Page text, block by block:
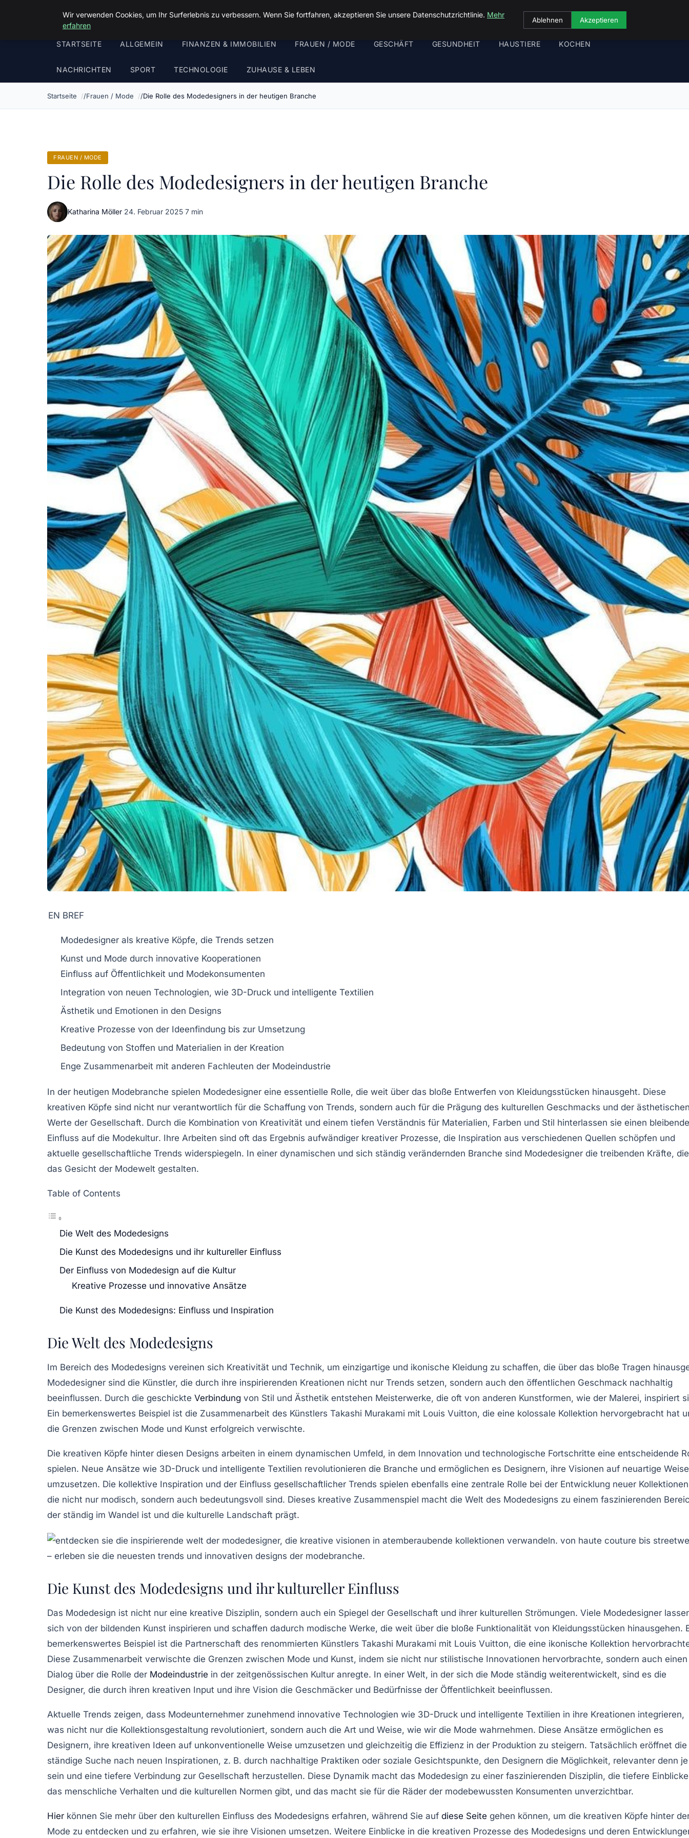
Malzminden
STARTSEITE ALLGEMEIN FINANZEN & IMMOBILIEN FRAUEN / MODE GESCHÄFT GESUNDHEIT HAUSTIERE KOCHEN
NACHRICHTEN SPORT TECHNOLOGIE ZUHAUSE & LEBEN
Startseite Frauen / Mode Die Rolle des Modedesigners in der heutigen Branche
FRAUEN / MODE
Die Rolle des Modedesigners in der heutigen Branche
Katharina Möller·24. Februar 2025·7 min
EN BREF
Modedesigner als kreative Köpfe, die Trends setzen
Kunst und Mode durch innovative Kooperationen
Einfluss auf Öffentlichkeit und Modekonsumenten
Integration von neuen Technologien, wie 3D-Druck und intelligente Textilien
Ästhetik und Emotionen in den Designs
Kreative Prozesse von der Ideenfindung bis zur Umsetzung
Bedeutung von Stoffen und Materialien in der Kreation
Enge Zusammenarbeit mit anderen Fachleuten der Modeindustrie
In der heutigen Modebranche spielen Modedesigner eine essentielle Rolle, die weit über das bloße Entwerfen von Kleidungsstücken hinausgeht. Diese
kreativen Köpfe sind nicht nur verantwortlich für die Schaffung von Trends, sondern auch für die Prägung des kulturellen Geschmacks und der
Werte der Gesellschaft. Durch die Kombination von Kreativität und einem tiefen Verständnis für Materialien, Farben und Stil hinterlassen sie einen
Einfluss auf die Modekultur. Ihre Arbeiten sind oft das Ergebnis aufwändiger kreativer Prozesse, die Inspiration aus verschiedenen Quellen schöpfen und
aktuelle gesellschaftliche Trends widerspiegeln. In einer dynamischen und sich ständig verändernden Branche sind Modedesigner die treibenden Kräfte, die
das Gesicht der Modewelt gestalten.
Table of Contents
Die Welt des Modedesigns
Die Kunst des Modedesigns und ihr kultureller Einfluss
Der Einfluss von Modedesign auf die Kultur
Kreative Prozesse und innovative Ansätze
Die Kunst des Modedesigns: Einfluss und Inspiration
Die Welt des Modedesigns
Im Bereich des Modedesigns vereinen sich Kreativität und Technik, um einzigartige und ikonische Kleidung zu schaffen, die über das bloße Tragen
Modedesigner sind die Künstler, die durch ihre inspirierenden Kreationen nicht nur Trends setzen, sondern auch den öffentlichen Geschmack nachhaltig
beeinflussen. Durch die geschickte Verbindung von Stil und Ästhetik entstehen Meisterwerke, die oft von anderen Kunstformen, wie der Malerei, inspiriert
Ein bemerkenswertes Beispiel ist die Zusammenarbeit des Künstlers Takashi Murakami mit Louis Vuitton, die eine kolossale Kollektion hervorgebracht hat
die Grenzen zwischen Mode und Kunst erfolgreich verwischte.
Die kreativen Köpfe hinter diesen Designs arbeiten in einem dynamischen Umfeld, in dem Innovation und technologische Fortschritte eine entscheidende
spielen. Neue Ansätze wie 3D-Druck und intelligente Textilien revolutionieren die Branche und ermöglichen es Designern, ihre Visionen auf neuartige Weise
umzusetzen. Die kollektive Inspiration und der Einfluss gesellschaftlicher Trends spielen ebenfalls eine zentrale Rolle bei der Entwicklung neuer
die nicht nur modisch, sondern auch bedeutungsvoll sind. Dieses kreative Zusammenspiel macht die Welt des Modedesigns zu einem faszinierenden
der ständig im Wandel ist und die kulturelle Landschaft prägt.
Die Kunst des Modedesigns und ihr kultureller Einfluss
Das Modedesign ist nicht nur eine kreative Disziplin, sondern auch ein Spiegel der Gesellschaft und ihrer kulturellen Strömungen. Viele Modedesigner
sich von der bildenden Kunst inspirieren und schaffen dadurch modische Werke, die weit über die bloße Funktionalität von Kleidungsstücken hinausgehen.
bemerkenswertes Beispiel ist die Partnerschaft des renommierten Künstlers Takashi Murakami mit Louis Vuitton, die eine ikonische Kollektion
Diese Zusammenarbeit verwischte die Grenzen zwischen Mode und Kunst, indem sie nicht nur stilistische Innovationen hervorbrachte, sondern auch einen
Dialog über die Rolle der Modeindustrie in der zeitgenössischen Kultur anregte. In einer Welt, in der sich die Mode ständig weiterentwickelt, sind es die
Designer, die durch ihren kreativen Input und ihre Vision die Geschmäcker und Bedürfnisse der Öffentlichkeit beeinflussen.
Aktuelle Trends zeigen, dass Modeunternehmer zunehmend innovative Technologien wie 3D-Druck und intelligente Textilien in ihre Kreationen integrieren,
was nicht nur die Kollektionsgestaltung revolutioniert, sondern auch die Art und Weise, wie wir die Mode wahrnehmen. Diese Ansätze ermöglichen es
Designern, ihre kreativen Ideen auf unkonventionelle Weise umzusetzen und gleichzeitig die Effizienz in der Produktion zu steigern. Tatsächlich eröffnet die
ständige Suche nach neuen Inspirationen, z. B. durch nachhaltige Praktiken oder soziale Gesichtspunkte, den Designern die Möglichkeit, relevanter denn
sein und eine tiefere Verbindung zur Gesellschaft herzustellen. Diese Dynamik macht das Modedesign zu einer faszinierenden Disziplin, die tiefere
das menschliche Verhalten und die kulturellen Normen gibt, und das macht sie für die Räder der modebewussten Konsumenten unverzichtbar.
Hier können Sie mehr über den kulturellen Einfluss des Modedesigns erfahren, während Sie auf diese Seite gehen können, um die kreativen Köpfe hinter
Mode zu entdecken und zu erfahren, wie sie ihre Visionen umsetzen. Weitere Einblicke in die kreativen Prozesse des Modedesigns und deren
Wir verwenden Cookies, um Ihr Surferlebnis zu verbessern. Wenn Sie fortfahren, akzeptieren Sie unsere Datenschutzrichtlinie. Mehr
erfahren
Ablehnen Akzeptieren